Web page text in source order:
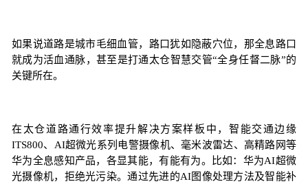
如果说道路是城市毛细血管，路口犹如隐蔽穴位，那全息路口
就成为活血通脉，甚至是打通太仓智慧交管“全身任督二脉”的
关键所在。
在太仓道路通行效率提升解决方案样板中，智能交通边缘
ITS800、AI超微光系列电警摄像机、毫米波雷达、高精路网等
华为全息感知产品，各显其能，有能有为。比如：华为AI超微
光摄像机，拒绝光污染。通过先进的AI图像处理方法及智能补